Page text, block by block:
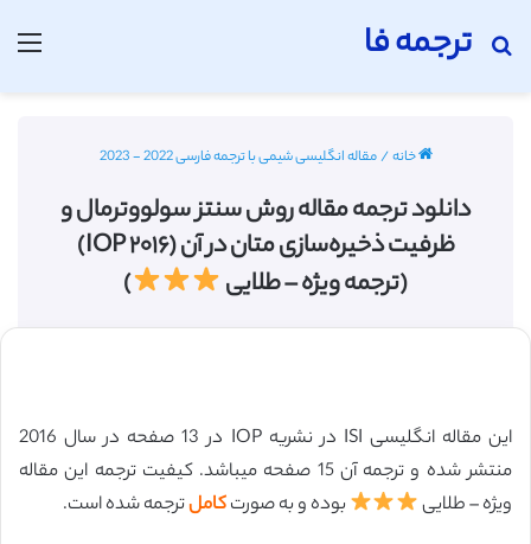
ترجمه فا
جستجو برای
خانه/مقاله انگلیسی شیمی با ترجمه فارسی 2022 - 2023
دانلود ترجمه مقاله روش سنتز سولووترمال و
ظرفیت ذخیره‌سازی متان در آن (IOP ۲۰۱۶)
(ترجمه ویژه – طلایی
)
این مقاله انگلیسی ISI در نشریه IOP در 13 صفحه در سال 2016
منتشر شده و ترجمه آن 15 صفحه میباشد. کیفیت ترجمه این مقاله
ویژه – طلایی
بوده و به صورتکاملترجمه شده است.